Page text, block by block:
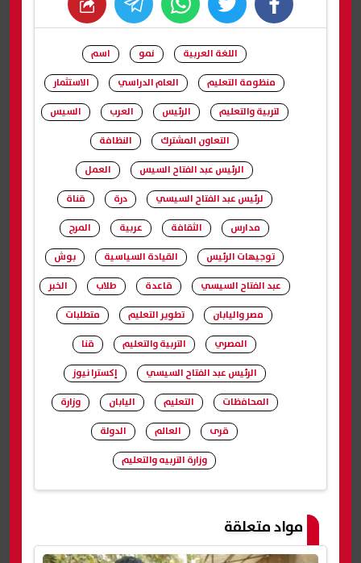
facebook
twitter
whats
اللغة العربية نمو
اسم
منظومة التعليم
العام الدراسي
الاستثمار
لتربية والتعليم
الرئيس العرب
السيس
التعاون المشترك
النظافة
الرئيس عبد الفتاح السيس
العمل
لرئيس عبد الفتاح السيسي
درة
قناة
مدارس
الثقافة عربية
المرج
توجيهات الرئيس
القيادة السياسية
بوش
عبد الفتاح السيسي
قاعدة طلاب
الخبر
مصر واليابان
تطوير التعليم
متطلبات
المصري
التربية والتعليم
قنا
الرئيس عبد الفتاح السيسي
إكسترا نيوز
المحافظات
التعليم اليابان
وزارة
قرى
العالم
الدولة
وزارة التربيه والتعليم
مواد متعلقة